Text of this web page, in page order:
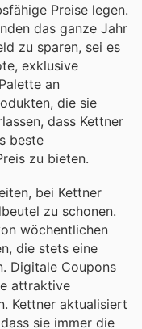
Preise legen.
das ganze Jahr
zu sparen, sei es
exklusive
an
die sie
dass Kettner
beste
zu bieten.
bei Kettner
zu schonen.
wöchentlichen
die stets eine
Digitale Coupons
attraktive
Kettner aktualisiert
sie immer die